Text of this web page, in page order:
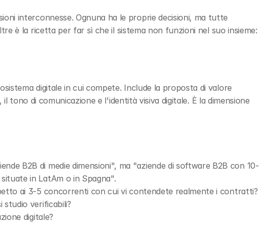
interconnesse. Ognuna ha le proprie decisioni, ma tutte
è la ricetta per far sì che il sistema non funzioni nel suo insieme:
digitale in cui compete. Include la proposta di valore
tono di comunicazione e l'identità visiva digitale. È la dimensione
B2B di medie dimensioni", ma "aziende di software B2B con 10-
in LatAm o in Spagna".
ai 3-5 concorrenti con cui vi contendete realmente i contratti?
studio verificabili?
digitale?